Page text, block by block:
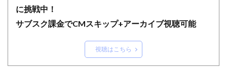
に挑戦中！
サブスク課金でCMスキップ+アーカイブ視聴可能
視聴はこちら